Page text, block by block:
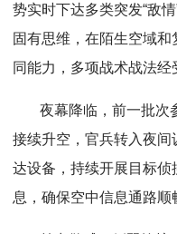
势实时下达多类突发“敌
固有思维，在陌生空域
同能力，多项战术战法经
夜幕降临，前一批次
接续升空，官兵转入夜
达设备，持续开展目标
息，确保空中信息通路顺